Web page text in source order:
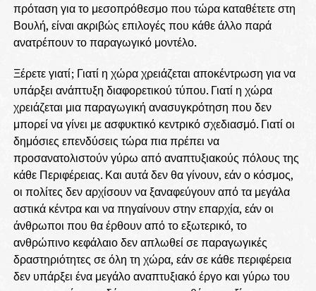
πρόταση για το μεσοπρόθεσμο που τώρα καταθέτετε στη
Βουλή, είναι ακριβώς επιλογές που κάθε άλλο παρά
ανατρέπουν το παραγωγικό μοντέλο.
Ξέρετε γιατί; Γιατί η χώρα χρειάζεται αποκέντρωση για να
υπάρξει ανάπτυξη διαφορετικού τύπου. Γιατί η χώρα
χρειάζεται μια παραγωγική ανασυγκρότηση που δεν
μπορεί να γίνει με ασφυκτικό κεντρικό σχεδιασμό. Γιατί οι
δημόσιες επενδύσεις τώρα πια πρέπει να
προσανατολιστούν γύρω από αναπτυξιακούς πόλους της
κάθε Περιφέρειας. Και αυτά δεν θα γίνουν, εάν ο κόσμος,
οι πολίτες δεν αρχίσουν να ξαναφεύγουν από τα μεγάλα
αστικά κέντρα και να πηγαίνουν στην επαρχία, εάν οι
άνθρωποι που θα έρθουν από το εξωτερικό, το
ανθρώπινο κεφάλαιο δεν απλωθεί σε παραγωγικές
δραστηριότητες σε όλη τη χώρα, εάν σε κάθε περιφέρεια
δεν υπάρξει ένα μεγάλο αναπτυξιακό έργο και γύρω του